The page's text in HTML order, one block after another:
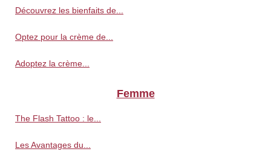
Découvrez les bienfaits de...
Optez pour la crème de...
Adoptez la crème...
Femme
The Flash Tattoo : le...
Les Avantages du...